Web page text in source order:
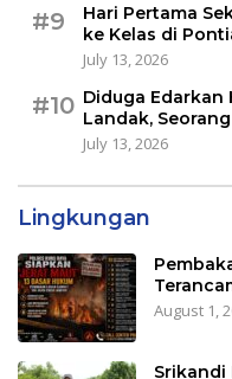
#9
Hari Pertama
ke Kelas di
July 13, 2026
#10 Diduga Edarkan
Landak,
July 13, 2026
Lingkungan
August 1,
Srikandi